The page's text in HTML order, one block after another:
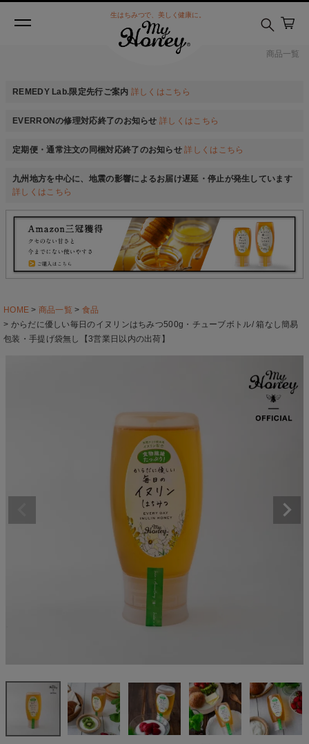
商品一覧
生はちみつで、美しく健康に。
REMEDY Lab.限定先行ご案内 詳しくはこちら
EVERRONの修理対応終了のお知らせ 詳しくはこちら
定期便・通常注文の同梱対応終了のお知らせ 詳しくはこちら
九州地方を中心に、地震の影響によるお届け遅延・停止が発生しています
詳しくはこちら
HOME 商品一覧
食品
からだに優しい毎日のイヌリンはちみつ500g・チューブボトル/ 箱なし簡易
包装・手提げ袋無し【3営業日以内の出荷】